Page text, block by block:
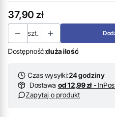
Cena
37,90 zł
szt.
Dostępność:duża ilość
Czas wysyłki:24 godziny
Dostawa od 12,99 zł -
Zapytaj o produkt